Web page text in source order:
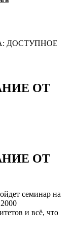
ДОСТУПНОЕ
ОТ
ОТ
семинар на
и всё, что